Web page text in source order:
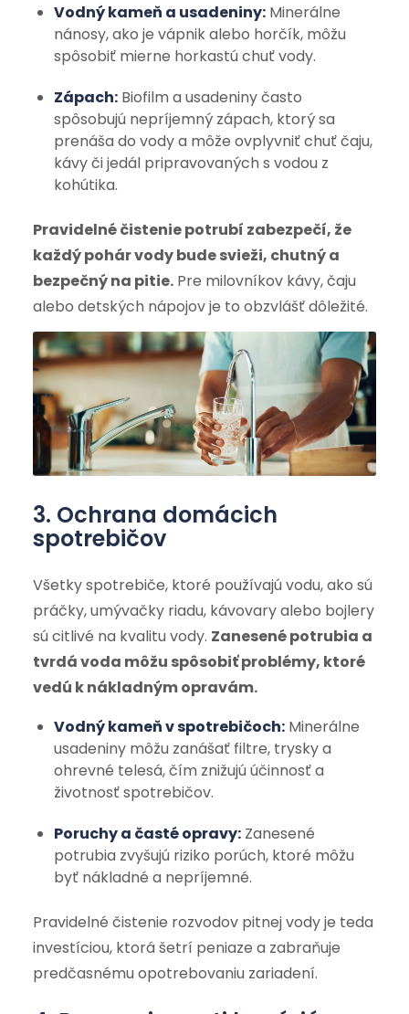
Vodný kameň a usadeniny:Minerálne
nánosy, ako je vápnik alebo horčík, môžu
spôsobiť mierne horkastú chuť vody.
Zápach:Biofilm a usadeniny často
spôsobujú nepríjemný zápach, ktorý sa
prenáša do vody a môže ovplyvniť chuť čaju,
kávy či jedál pripravovaných s vodou z
kohútika.
Pravidelné čistenie potrubí zabezpečí, že
každý pohár vody bude svieži, chutný a
bezpečný na pitie.Pre milovníkov kávy, čaju
alebo detských nápojov je to obzvlášť dôležité.
3. Ochrana domácich
spotrebičov
Všetky spotrebiče, ktoré používajú vodu, ako sú
práčky, umývačky riadu, kávovary alebo bojlery
sú citlivé na kvalitu vody. Zanesené potrubia a
tvrdá voda môžu spôsobiť problémy, ktoré
vedú k nákladným opravám.
Vodný kameň v spotrebičoch:Minerálne
usadeniny môžu zanášať filtre, trysky a
ohrevné telesá, čím znižujú účinnosť a
životnosť spotrebičov.
Poruchy a časté opravy:Zanesené
potrubia zvyšujú riziko porúch, ktoré môžu
byť nákladné a nepríjemné.
Pravidelné čistenie rozvodov pitnej vody je teda
investíciou, ktorá šetrí peniaze a zabraňuje
predčasnému opotrebovaniu zariadení.